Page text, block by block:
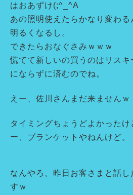
はおあずけ(;^_^A
あの照明使えたらかなり変わる
明るくなるし。
できたらおなぐさみｗｗｗ
慌てて新しいの買うのはリスキ
にならずに済むのでね。
えー、佐川さんまだ来ませんｗ
タイミングちょうどよかった
ー、ブランケットやねんけど。
なんやろ、昨日お客さまと話
すｗ